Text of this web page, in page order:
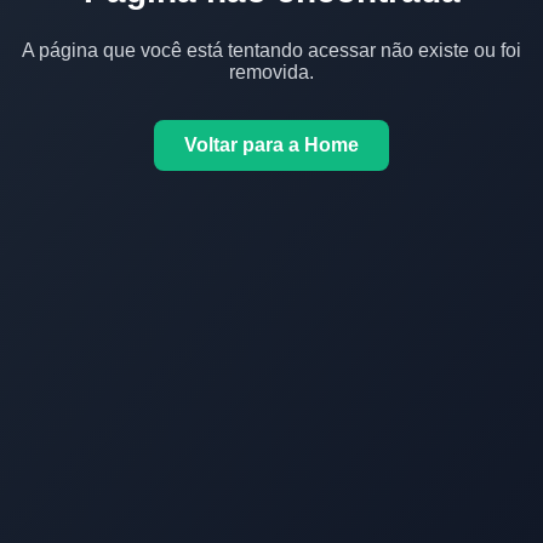
A página que você está tentando acessar não existe ou foi
removida.
Voltar para a Home